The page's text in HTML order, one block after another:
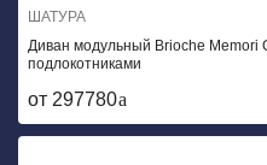
ШАТУРА
Диван модульный Brioche
подлокотниками
от 297780